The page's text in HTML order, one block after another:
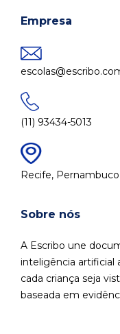
Empresa
(11) 93434-5013
Recife,
Sobre nós
A Escribo une
inteligência artificial
cada criança seja
baseada em